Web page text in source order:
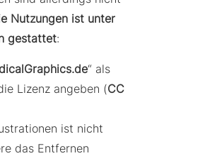
Nutzungen ist unter
gestattet:
“ als
Lizenz angeben (CC
ist nicht
das Entfernen